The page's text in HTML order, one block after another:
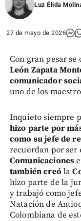
Luz Élida
27 de mayo de 2026
Con gran pesar
León Zapata
comunicador
uno de los
Inquieto siempre
hizo parte por
como su jefe de
recuerdan por
Comunicaciones
también creó la
hizo parte de la
y trabajó como
Natación de
Colombiana de